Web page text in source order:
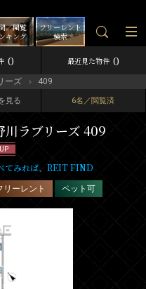
フリーレント
検索
／閲覧
キング
0 最近見た物件 0
ーズ 409
見る 6名／閲覧済
川ラブリーズ 409
てみれば、REIT FIND
リーレント ペット可